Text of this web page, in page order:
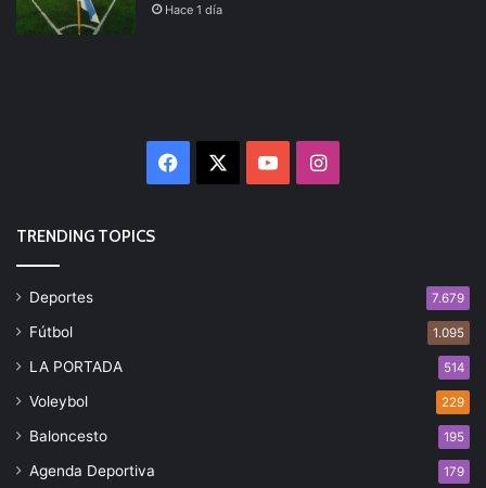
Hace 1 día
Facebook YouTubeInstagram
TRENDING TOPICS
Deportes 7.679
Fútbol 1.095
LA PORTADA 514
Voleybol 229
Baloncesto 195
Agenda Deportiva 179